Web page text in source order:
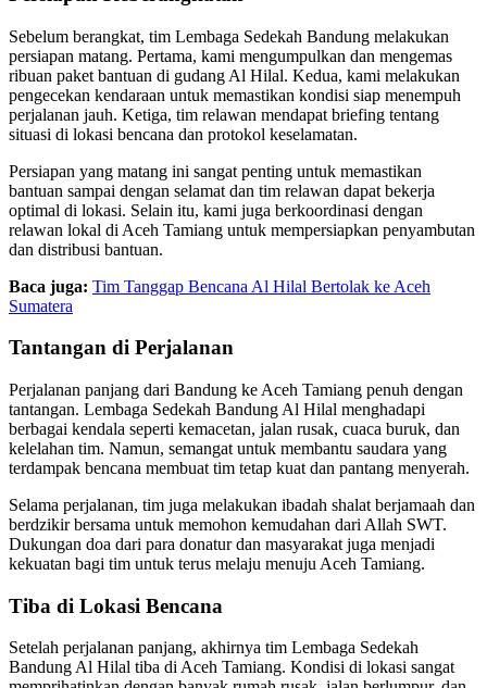
Sebelum berangkat, tim Lembaga Sedekah Bandung melakukan
persiapan matang. Pertama, kami mengumpulkan dan mengemas
ribuan paket bantuan di gudang Al Hilal. Kedua, kami melakukan
pengecekan kendaraan untuk memastikan kondisi siap menempuh
perjalanan jauh. Ketiga, tim relawan mendapat briefing tentang
situasi di lokasi bencana dan protokol keselamatan.
Persiapan yang matang ini sangat penting untuk memastikan
bantuan sampai dengan selamat dan tim relawan dapat bekerja
optimal di lokasi. Selain itu, kami juga berkoordinasi dengan
relawan lokal di Aceh Tamiang untuk mempersiapkan penyambutan
dan distribusi bantuan.
Baca juga: Tim Tanggap Bencana Al Hilal Bertolak ke Aceh
Sumatera
Tantangan di Perjalanan
Perjalanan panjang dari Bandung ke Aceh Tamiang penuh dengan
tantangan. Lembaga Sedekah Bandung Al Hilal menghadapi
berbagai kendala seperti kemacetan, jalan rusak, cuaca buruk, dan
kelelahan tim. Namun, semangat untuk membantu saudara yang
terdampak bencana membuat tim tetap kuat dan pantang menyerah.
Selama perjalanan, tim juga melakukan ibadah shalat berjamaah dan
berdzikir bersama untuk memohon kemudahan dari Allah SWT.
Dukungan doa dari para donatur dan masyarakat juga menjadi
kekuatan bagi tim untuk terus melaju menuju Aceh Tamiang.
Tiba di Lokasi Bencana
Setelah perjalanan panjang, akhirnya tim Lembaga Sedekah
Bandung Al Hilal tiba di Aceh Tamiang. Kondisi di lokasi sangat